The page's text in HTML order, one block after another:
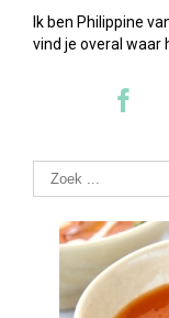
Ik ben Philippine
vind je overal waar